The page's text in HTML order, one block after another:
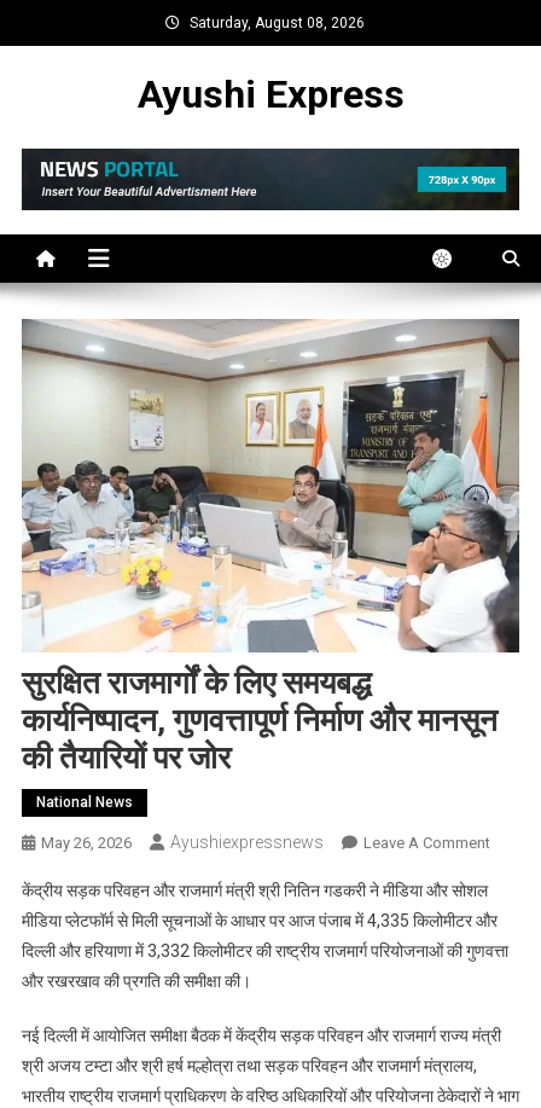
to
Saturday, August 08, 2026
Ayushi Express
सुरक्षित राजमार्गों के लिए समयबद्ध
कार्यनिष्पादन, गुणवत्तापूर्ण निर्माण और मानसून
की तैयारियों पर जोर
National News
May 26, 2026 Ayushiexpressnews Leave A CommentOn
के
लिए
और
केंद्रीय सड़क परिवहन और राजमार्ग मंत्री श्री नितिन गडकरी ने मीडिया और सोशल
मीडिया प्लेटफॉर्म से मिली सूचनाओं के आधार पर आज पंजाब में 4,335 किलोमीटर और
दिल्ली और हरियाणा में 3,332 किलोमीटर की राष्ट्रीय राजमार्ग परियोजनाओं की गुणवत्ता
और रखरखाव की प्रगति की समीक्षा की।
नई दिल्ली में आयोजित समीक्षा बैठक में केंद्रीय सड़क परिवहन और राजमार्ग राज्य मंत्री
श्री अजय टम्टा और श्री हर्ष मल्होत्रा तथा सड़क परिवहन और राजमार्ग मंत्रालय,
भारतीय राष्ट्रीय राजमार्ग प्राधिकरण के वरिष्ठ अधिकारियों और परियोजना ठेकेदारों ने भाग